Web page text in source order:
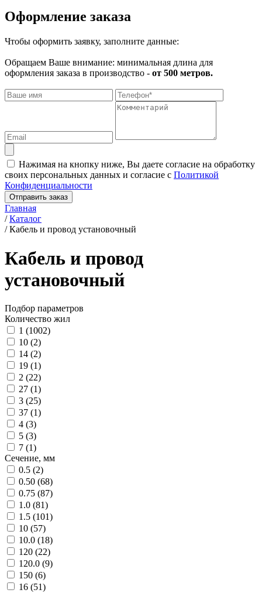
Оформление заказа
Чтобы оформить заявку, заполните данные:
Обращаем Ваше внимание: минимальная длина для
оформления заказа в производство - от 500 метров.
Нажимая на кнопку ниже, Вы даете согласие на обработку
своих персональных данных и согласие с Политикой
Конфиденциальности
Отправить заказ
Главная
/Каталог
/Кабель и провод установочный
Кабель и провод
установочный
Подбор параметров
Количество жил
1 (1002)
10 (2)
14 (2)
19 (1)
2 (22)
27 (1)
3 (25)
37 (1)
4 (3)
5 (3)
7 (1)
Сечение, мм
0.5 (2)
0.50 (68)
0.75 (87)
1.0 (81)
1.5 (101)
10 (57)
10.0 (18)
120 (22)
120.0 (9)
150 (6)
16 (51)